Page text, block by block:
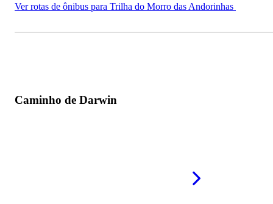
Ver rotas de ônibus para Trilha do Morro das Andorinhas
Caminho de Darwin